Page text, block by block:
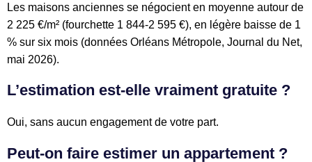
Les maisons anciennes se négocient en moyenne autour de
2 225 €/m² (fourchette 1 844-2 595 €), en légère baisse de 1
% sur six mois (données Orléans Métropole, Journal du Net,
mai 2026).
L’estimation est-elle vraiment gratuite ?
Oui, sans aucun engagement de votre part.
Peut-on faire estimer un appartement ?